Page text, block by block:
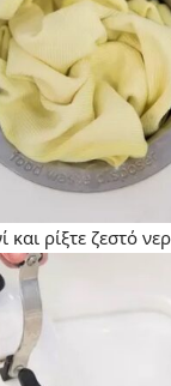
και ρίξτε ζεστό